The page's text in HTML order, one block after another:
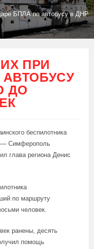
БПЛА по автобусу в ДНР
ПРИ
ДО
беспилотника
— Симферополь
глава региона Денис
по маршруту
человек.
ранены, десять
помощь